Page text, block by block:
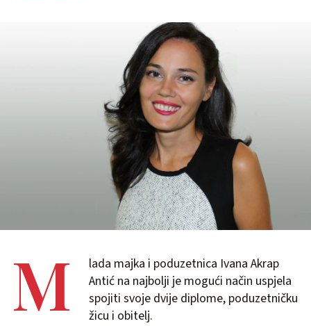
M
lada majka i poduzetnica Ivana Akrap
Antić na najbolji je mogući način uspjela
spojiti svoje dvije diplome, poduzetničku
žicu i obitelj.